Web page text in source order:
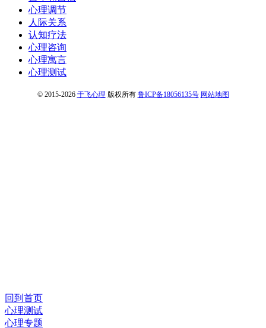
心理调节
人际关系
认知疗法
心理咨询
心理寓言
心理测试
© 2015-2026 于飞心理 版权所有 鲁ICP备18056135号 网站地图
回到首页
心理测试
心理专题